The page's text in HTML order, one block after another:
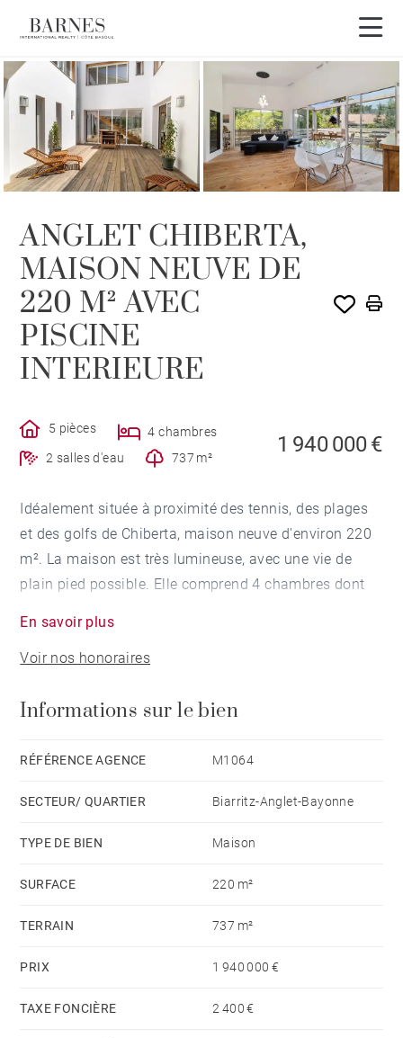
ANGLET CHIBERTA,
MAISON NEUVE DE
220 M² AVEC
PISCINE
INTERIEURE
5 pièces
4 chambres
2 salles d'eau
737 m²
1 940 000 €
Idéalement située à proximité des tennis, des plages
et des golfs de Chiberta, maison neuve d'environ 220
m². La maison est très lumineuse, avec une vie de
plain pied possible. Elle comprend 4 chambres dont
sauna. Très beau patio. Double place de
stationnement et remise.
En savoir plus
Voir nos honoraires
Informations sur le bien
RÉFÉRENCE AGENCE M1064
SECTEUR/ QUARTIER Biarritz-Anglet-Bayonne
TYPE DE BIEN Maison
SURFACE 220 m²
TERRAIN 737 m²
PRIX 1 940 000 €
TAXE FONCIÈRE 2 400 €